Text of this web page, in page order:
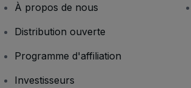
À propos de nous
Distribution ouverte
Programme d'affiliation
Investisseurs